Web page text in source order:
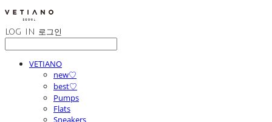
LOG IN 로그인
VETIANO
new♡
best♡
Pumps
Flats
Sneakers